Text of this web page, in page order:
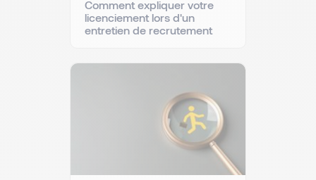
Comment expliquer votre
licenciement lors d'un
entretien de recrutement